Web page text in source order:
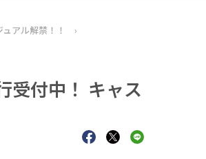
が輝いて働く社会へ
アル解禁！！ ›
受付中！ キャス